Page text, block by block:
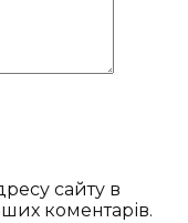
сайту в
коментарів.